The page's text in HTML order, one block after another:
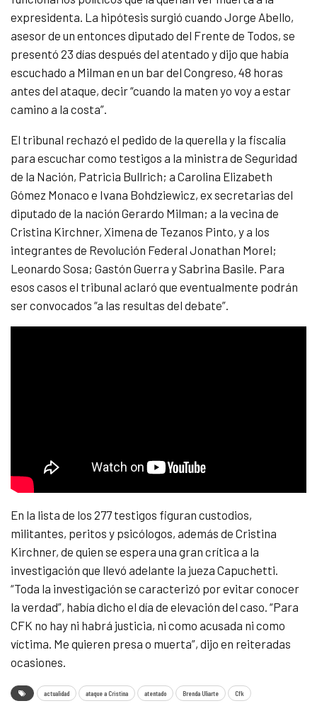
expresidenta. La hipótesis surgió cuando Jorge Abello,
asesor de un entonces diputado del Frente de Todos, se
presentó 23 días después del atentado y dijo que había
escuchado a Milman en un bar del Congreso, 48 horas
antes del ataque, decir “cuando la maten yo voy a estar
camino a la costa”.
El tribunal rechazó el pedido de la querella y la fiscalía
para escuchar como testigos a la ministra de Seguridad
de la Nación, Patricia Bullrich; a Carolina Elizabeth
Gómez Monaco e Ivana Bohdziewicz, ex secretarias del
diputado de la nación Gerardo Milman; a la vecina de
Cristina Kirchner, Ximena de Tezanos Pinto, y a los
integrantes de Revolución Federal Jonathan Morel;
Leonardo Sosa; Gastón Guerra y Sabrina Basile. Para
esos casos el tribunal aclaró que eventualmente podrán
ser convocados “a las resultas del debate”.
En la lista de los 277 testigos figuran custodios,
militantes, peritos y psicólogos, además de Cristina
Kirchner, de quien se espera una gran crítica a la
investigación que llevó adelante la jueza Capuchetti.
“Toda la investigación se caracterizó por evitar conocer
la verdad”, había dicho el día de elevación del caso. “Para
CFK no hay ni habrá justicia, ni como acusada ni como
víctima. Me quieren presa o muerta”, dijo en reiteradas
ocasiones.
actualidad ataque a Cristina atentado Brenda Uliarte Cfk